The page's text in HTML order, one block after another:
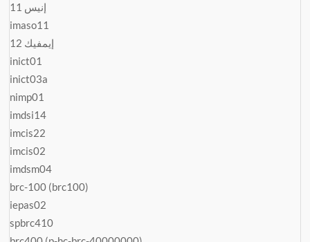
إنيس 11
imaso11
إيمفيك 12
inict01
inict03a
nimp01
imdsi14
imcis22
imcis02
imdsm04
brc-100 (brc100)
iepas02
spbrc410